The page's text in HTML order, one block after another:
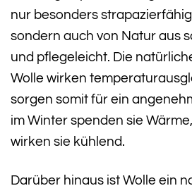
nur besonders
sondern auch von Natur aus
und pflegeleicht. Die
Wolle wirken
sorgen somit für ein
im Winter spenden sie
wirken sie kühlend.
Darüber hinaus ist Wolle ein